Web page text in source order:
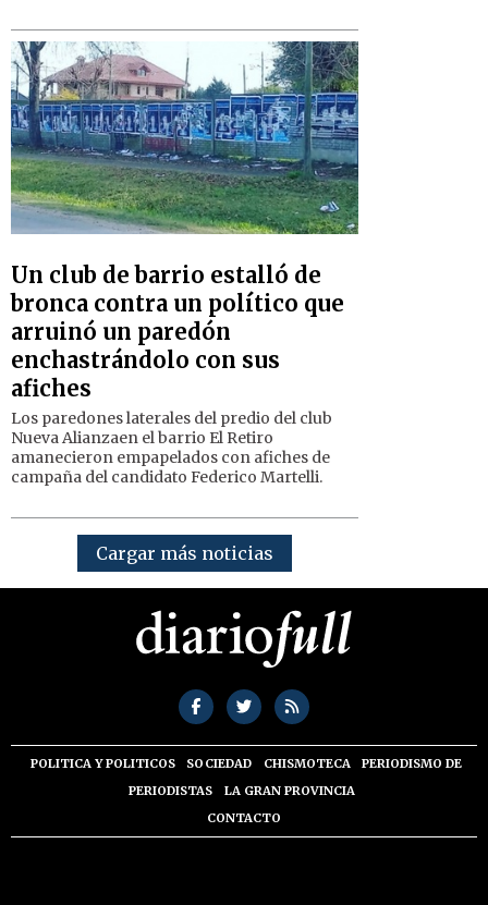
Un club de barrio estalló de
bronca contra un político que
arruinó un paredón
enchastrándolo con sus
afiches
Los paredones laterales del predio del club
Nueva Alianzaen el barrio El Retiro
amanecieron empapelados con afiches de
campaña del candidato Federico Martelli.
Cargar más noticias
POLITICA Y POLITICOS SOCIEDAD CHISMOTECA
PERIODISMO DE
PERIODISTAS
LA GRAN PROVINCIA
CONTACTO